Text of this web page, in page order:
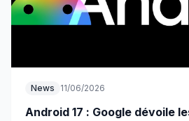
News 11/06/2026
Android 17 : Google dévoile